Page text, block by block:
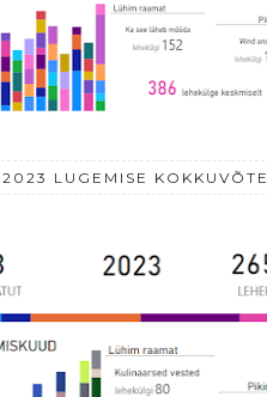
2023 LUGEMISE KOKKUVÕTE